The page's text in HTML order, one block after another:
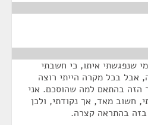
שנפגשתי איתו, כי חשבתי
אבל בכל מקרה הייתי רוצה
בהתאם למה שהוסכם. אני
חשוב מאד, אך נקודתי, ולכן
בזה בהתראה קצרה.